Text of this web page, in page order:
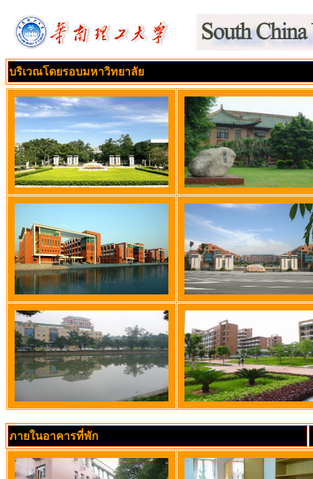
บริเวณโดยรอบมหาวิทยาลัย
ภายในอาคารที่พัก